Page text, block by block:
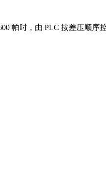
帕时，由 PLC 按差压顺序